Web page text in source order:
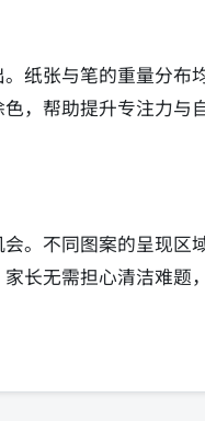
纸张与笔的重量分布
，帮助提升专注力与
。不同图案的呈现区
长无需担心清洁难题